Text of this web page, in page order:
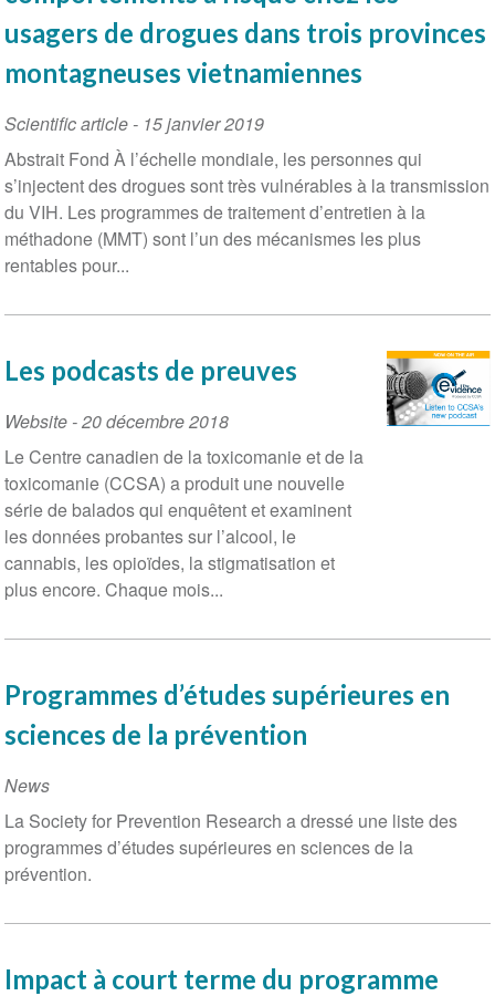
usagers de drogues dans trois provinces
montagneuses vietnamiennes
Scientific article- 15 janvier 2019
Abstrait Fond À l’échelle mondiale, les personnes qui
s’injectent des drogues sont très vulnérables à la transmission
du VIH. Les programmes de traitement d’entretien à la
méthadone (MMT) sont l’un des mécanismes les plus
rentables pour...
Les podcasts de preuves
Website-20 décembre 2018
Le Centre canadien de la toxicomanie et de la
toxicomanie (CCSA) a produit une nouvelle
série de balados qui enquêtent et examinent
les données probantes sur l’alcool, le
cannabis, les opioïdes, la stigmatisation et
plus encore. Chaque mois...
Programmes d’études supérieures en
sciences de la prévention
News
La Society for Prevention Research a dressé une liste des
programmes d’études supérieures en sciences de la
prévention.
Impact à court terme du programme